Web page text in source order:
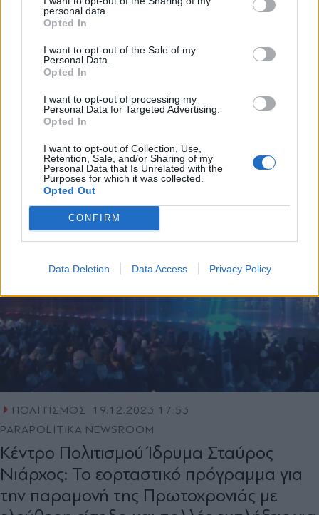
personal data.
Opted In
I want to opt-out of the Sale of my
Personal Data.
Opted In
I want to opt-out of processing my
Personal Data for Targeted Advertising.
Opted In
I want to opt-out of Collection, Use,
Retention, Sale, and/or Sharing of my
Personal Data that Is Unrelated with the
Purposes for which it was collected.
Opted Out
CONFIRM
Data Deletion Data Access Privacy Policy
ΠΟΛΙΤΙΣΜΟΣ
ΕΜΣΤ: Ελεύθερη είσοδος και μουσική
Πέμπτη 30 Μαΐου
ΠΟΛΙΤΙΣΜΟΣ
19.12.2023 17:53
PARAPOLITIKA NEWSROOM
Κέντρο Πολιτισμού Ίδρυμα Σταύρος
Νιάρχος: Το εορταστικό πρόγραμμα για
την παραμονή της Πρωτοχρονιάς με
Αποδέχομαι τους
και την πολιτική απορρήτου
X